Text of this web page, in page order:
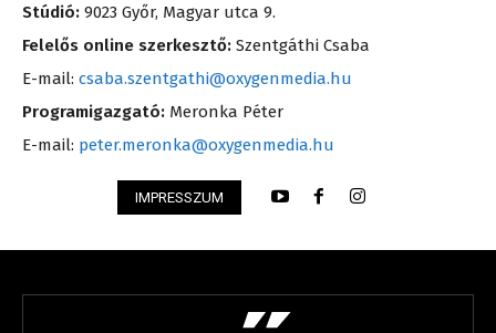
Stúdió: 9023 Győr, Magyar utca 9.
Felelős online szerkesztő: Szentgáthi Csaba
E-mail: csaba.szentgathi@oxygenmedia.hu
Programigazgató: Meronka Péter
E-mail: peter.meronka@oxygenmedia.hu
IMPRESSZUM